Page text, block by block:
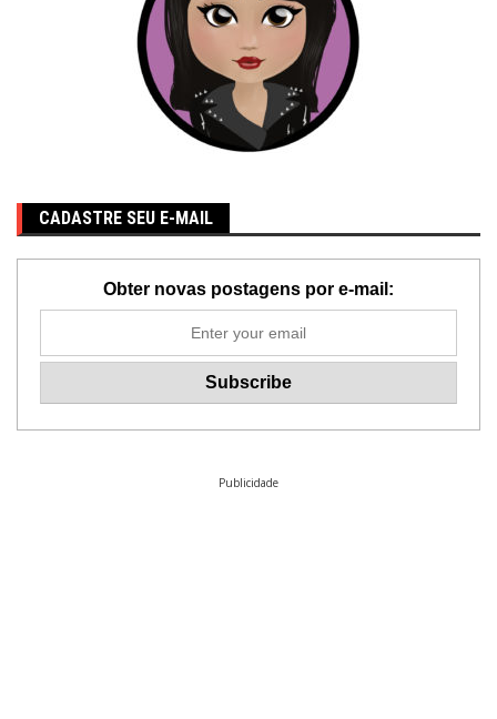
CADASTRE SEU E-MAIL
Obter novas postagens por e-mail:
Publicidade